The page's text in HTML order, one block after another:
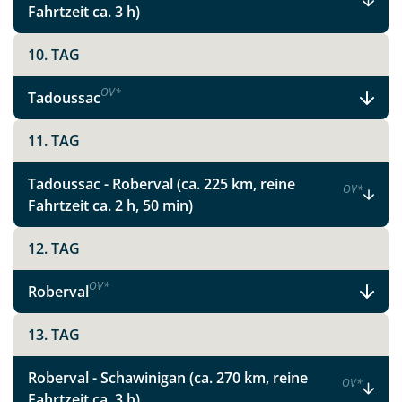
Fahrtzeit ca. 3 h)
10. TAG
TadoussacOV*
11. TAG
Tadoussac - Roberval (ca. 225 km, reine
Fahrtzeit ca. 2 h, 50 min)
OV*
12. TAG
RobervalOV*
13. TAG
Roberval - Schawinigan (ca. 270 km, reine
OV*